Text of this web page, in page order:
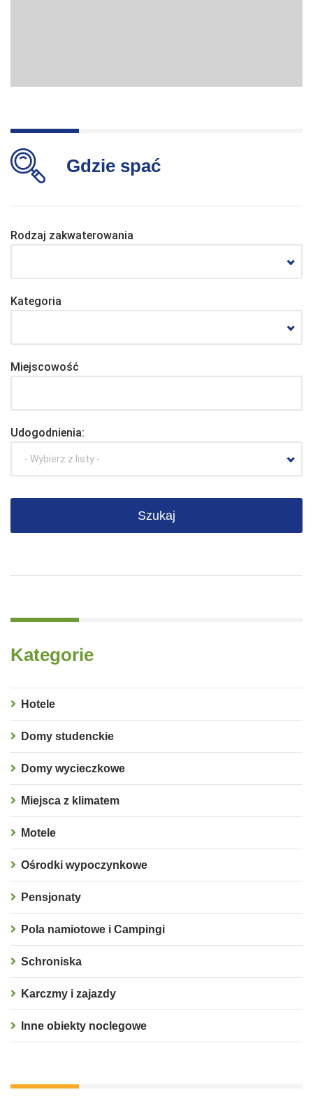
Gdzie spać
Rodzaj zakwaterowania
Kategoria
Miejscowość
Udogodnienia:
- Wybierz z listy -
Kategorie
Hotele
Domy studenckie
Domy wycieczkowe
Miejsca z klimatem
Motele
Ośrodki wypoczynkowe
Pensjonaty
Pola namiotowe i Campingi
Schroniska
Karczmy i zajazdy
Inne obiekty noclegowe